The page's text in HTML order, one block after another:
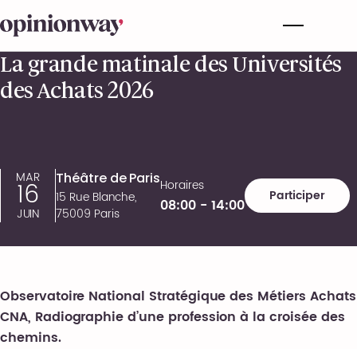
La grande matinale des Universités
des Achats 2026
MAR
16
JUIN
Théâtre de Paris
15 Rue Blanche,
75009 Paris
Horaires
08:00 - 14:00 Participer
Observatoire National Stratégique des Métiers Achats
CNA, Radiographie d’une profession à la croisée des
chemins.